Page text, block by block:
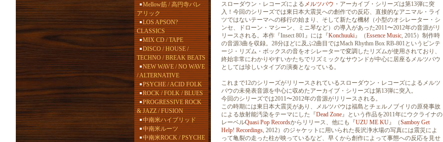
Mellow筋 / 高円寺バレ
アリック
LOS APSON?
CLASSICS
MIX CD / TAPE
DISCO / HOUSE /
TECHNO / BREAK BEATS
NEW WAVE / NO WAVE
/ ALTERNATIVE
PSYCHE / ACID FOLK
ROCK / FOLK / BLUES
PROGRESSIVE ROCK
& JAZZ / FUSION
中南米ハイブリッド
中南米ルーツ
中南米ROCK / PSYCHE
スローダウン・レコーズによる メルツバウ ・アーカイブ・シリーズは第13弾に突
入！今回のシリーズでは東日本大震災への創作での反応、直接的なアニマル・ライ
ツではないテーマへの移行の始まり、そして新たな機材（小型のオシレーター・シ
ンセ、ドローン・マシーン、ミニ琴など）の導入があった2011〜2012年の音源がリ
リースされる。本作『Insect 801』には『Konchuuki』（Essence Music, 2015）制作時
の音源3曲を収録。28分ほどに及ぶ2曲目ではMach Rhythm Box RB-801というビンテ
ージ・リズム・ボックスの音をオシレーターで変調したリズムが使用されており、
終始非常にわかりやすいかたちでリズミックなサウンドが中心に居座るメルツバウ
としては珍しいタイプの演奏となっている。
これまで12のシリーズがリリースされているスローダウン・レコーズによるメルツ
バウの未発表音源を中心に収めたアーカイブ・シリーズは第13弾に突入。
今回のシリーズでは2011〜2012年の音源がリリースされる。
この時期には東日本大震災があり、メルツバウは福島とチェルノブイリの原発事故
による放射能汚染をテーマにした『Dead Zone』という作品を2011年にウクライナの
レーベルQuasi Pop Recordsからリリース、他にも『UZU ME KU』（Samboy Get
Help! Recordings, 2012）のジャケットに用いられた長沢浄水場の写真には震災によ
って亀裂の走った柱が映っているなど、早くから創作によって事態への反応を見せ